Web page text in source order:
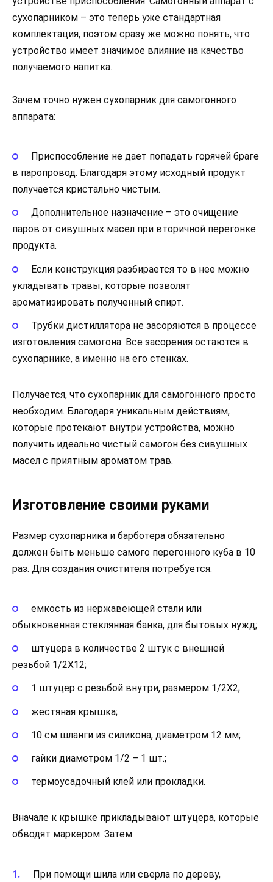
сухопарником – это теперь уже стандартная
комплектация, поэтом сразу же можно понять, что
устройство имеет значимое влияние на качество
получаемого напитка.
Зачем точно нужен сухопарник для самогонного
аппарата:
Приспособление не дает попадать горячей браге
в паропровод. Благодаря этому исходный продукт
получается кристально чистым.
Дополнительное назначение – это очищение
паров от сивушных масел при вторичной перегонке
продукта.
Если конструкция разбирается то в нее можно
укладывать травы, которые позволят
ароматизировать полученный спирт.
Трубки дистиллятора не засоряются в процессе
изготовления самогона. Все засорения остаются в
сухопарнике, а именно на его стенках.
Получается, что сухопарник для самогонного просто
необходим. Благодаря уникальным действиям,
которые протекают внутри устройства, можно
получить идеально чистый самогон без сивушных
масел с приятным ароматом трав.
Изготовление своими руками
Размер сухопарника и барботера обязательно
должен быть меньше самого перегонного куба в 10
раз. Для создания очистителя потребуется:
емкость из нержавеющей стали или
обыкновенная стеклянная банка, для бытовых нужд;
штуцера в количестве 2 штук с внешней
резьбой 1/2Х12;
1 штуцер с резьбой внутри, размером 1/2Х2;
жестяная крышка;
10 см шланги из силикона, диаметром 12 мм;
гайки диаметром 1/2 – 1 шт.;
термоусадочный клей или прокладки.
Вначале к крышке прикладывают штуцера, которые
обводят маркером. Затем:
При помощи шила или сверла по дереву,